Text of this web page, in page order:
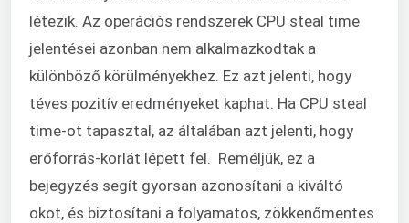
létezik. Az operációs rendszerek CPU steal time
jelentései azonban nem alkalmazkodtak a
különböző körülményekhez. Ez azt jelenti, hogy
téves pozitív eredményeket kaphat. Ha CPU steal
time-ot tapasztal, az általában azt jelenti, hogy
erőforrás-korlát lépett fel. Reméljük, ez a
bejegyzés segít gyorsan azonosítani a kiváltó
okot, és biztosítani a folyamatos, zökkenőmentes